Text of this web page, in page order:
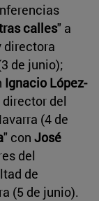
calles" a
directora
de junio);
Ignacio López-
del
(4 de
" con José
del
de
(5 de junio).